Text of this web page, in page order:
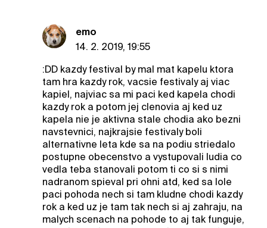
emo
14. 2. 2019, 19:55
:DD kazdy festival by mal mat kapelu ktora
tam hra kazdy rok, vacsie festivaly aj viac
kapiel, najviac sa mi paci ked kapela chodi
kazdy rok a potom jej clenovia aj ked uz
kapela nie je aktivna stale chodia ako bezni
navstevnici, najkrajsie festivaly boli
alternativne leta kde sa na podiu striedalo
postupne obecenstvo a vystupovali ludia co
vedla teba stanovali potom ti co si s nimi
nadranom spieval pri ohni atd, ked sa lole
paci pohoda nech si tam kludne chodi kazdy
rok a ked uz je tam tak nech si aj zahraju, na
malych scenach na pohode to aj tak funguje,